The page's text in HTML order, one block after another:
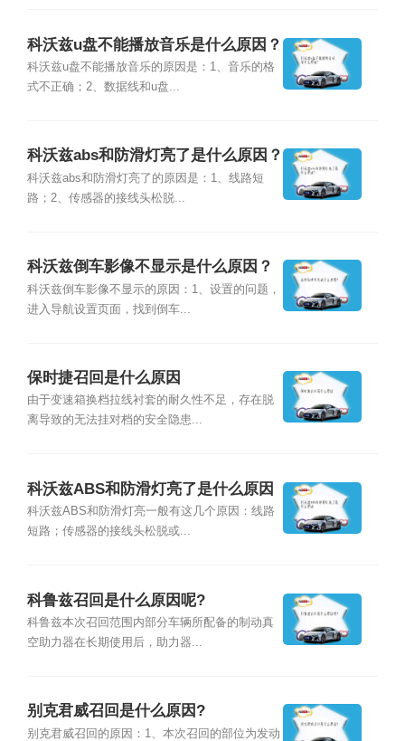
科沃兹u盘不能播放音乐是什么原因？
科沃兹u盘不能播放音乐的原因是：1、音乐的格
式不正确；2、数据线和u盘...
科沃兹abs和防滑灯亮了是什么原因？
科沃兹abs和防滑灯亮了的原因是：1、线路短
路；2、传感器的接线头松脱...
科沃兹倒车影像不显示是什么原因？
科沃兹倒车影像不显示的原因：1、设置的问题，
进入导航设置页面，找到倒车...
保时捷召回是什么原因
由于变速箱换档拉线衬套的耐久性不足，存在脱
离导致的无法挂对档的安全隐患...
科沃兹ABS和防滑灯亮了是什么原因
科沃兹ABS和防滑灯亮一般有这几个原因：线路
短路；传感器的接线头松脱或...
科鲁兹召回是什么原因呢?
科鲁兹本次召回范围内部分车辆所配备的制动真
空助力器在长期使用后，助力器...
别克君威召回是什么原因?
别克君威召回的原因：1、本次召回的部位为发动